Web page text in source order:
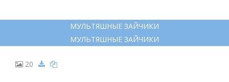
МУЛЬТЯШНЫЕ ЗАЙЧИКИ
МУЛЬТЯШНЫЕ ЗАЙЧИКИ
20